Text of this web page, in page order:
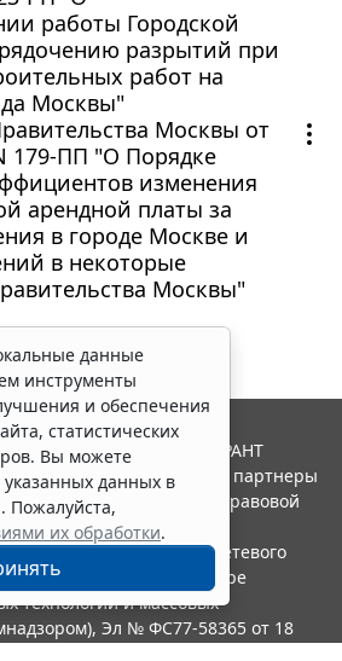
работы Городской
разрытий при
работ на
Москвы"
Москвы от
179-ПП "О Порядке
изменения
арендной платы за
в городе Москве и
в некоторые
Москвы"
данные
инструменты
и обеспечения
статистических
Вы можете
указанных данных в
Пожалуйста,
их обработки.
2026. Система ГАРАНТ
Компания "Гарант" и ее партнеры
Российской ассоциации правовой
в качестве сетевого
службой по надзору в сфере
технологий и массовых
Эл № ФС77-58365 от 18